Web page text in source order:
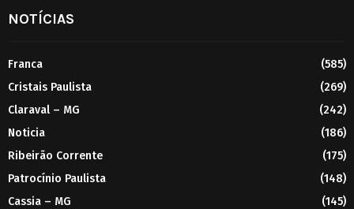
NOTÍCIAS
Franca
(585)
Cristais Paulista
(269)
Claraval – MG
(242)
Noticia
(186)
Ribeirão Corrente
(175)
Patrocínio Paulista
(148)
Cassia – MG
(145)